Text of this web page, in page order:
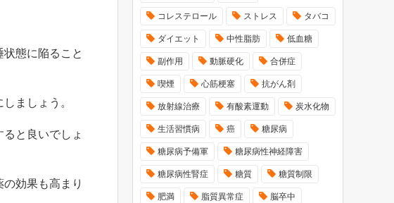
態に陥ること
ましょう。
と良いでしょ
効果も高まり
コレステロール ストレス タバコ
ダイエット 中性脂肪 低血糖
副作用 動脈硬化 合併症
喫煙 心筋梗塞 抗がん剤
放射線治療 有酸素運動 炭水化物
生活習慣病 癌 糖尿病
糖尿病予備軍 糖尿病性神経障害
糖尿病性腎症 糖質 糖質制限
肥満 脂質異常症 脳卒中